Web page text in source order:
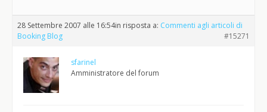
28 Settembre 2007 alle 16:54in risposta a: Commenti agli articoli di
Booking Blog
#15271
sfarinel
Amministratore del forum